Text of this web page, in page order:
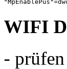
WIFI
-